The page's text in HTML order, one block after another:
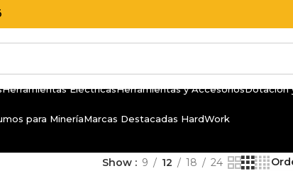
Herramientas EléctricasHerramientas y AccesoriosDotación
para MineríaMarcas Destacadas HardWork
Show 9 12 18 24